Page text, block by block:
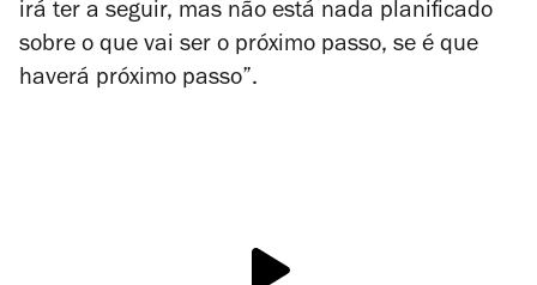
irá ter a seguir, mas não está nada planificado
sobre o que vai ser o próximo passo, se é que
haverá próximo passo”.